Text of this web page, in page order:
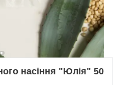
насіння "Юлія" 50